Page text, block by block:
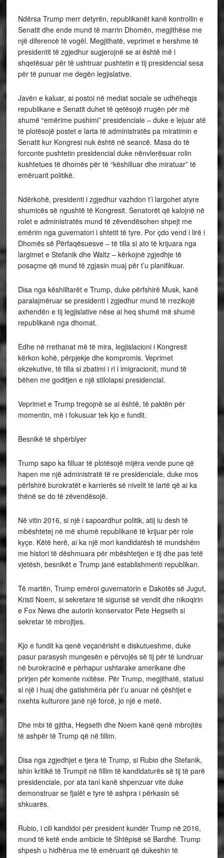
Ndërsa Trump merr detyrën, republikanët kanë kontrollin e
Senatit dhe ende mund të marrin Dhomën, megjithëse me
një diferencë të vogël. Megjithatë, veprimet e hershme të
presidentit të zgjedhur sugjerojnë se ai është më i
shqetësuar për të ushtruar pushtetin e tij presidencial sesa
për të punuar me degën legjislative.
Javën e kaluar, ai postoi në mediat sociale se udhëheqja
republikane e Senatit duhet të qetësojë rrugën për më
shumë “emërime pushimi” presidenciale – duke e lejuar atë
të plotësojë postet e larta të administratës pa miratimin e
Senatit kur Kongresi nuk është në seancë. Masa do të
forconte pushtetin presidencial duke nënvlerësuar rolin
kushtetues të dhomës për të “këshilluar dhe miratuar” të
emëruarit politikë.
Ndërkohë, presidenti i zgjedhur vazhdon t’i largohet atyre
shumicës së ngushtë të Kongresit. Senatorët që kalojnë në
rolet e administratës mund të zëvendësohen shpejt me
emërim nga guvernatori i shtetit të tyre. Por çdo vend i lirë i
Dhomës së Përfaqësuesve – të tilla si ato të krijuara nga
largimet e Stefanik dhe Waltz – kërkojnë zgjedhje të
posaçme që mund të zgjasin muaj për t’u planifikuar.
Disa nga këshilltarët e Trump, duke përfshirë Musk, kanë
paralajmëruar se presidenti i zgjedhur mund të rrezikojë
axhendën e tij legjislative nëse ai heq shumë më shumë
republikanë nga dhomat.
Edhe në rrethanat më të mira, legjislacioni i Kongresit
kërkon kohë, përpjekje dhe kompromis. Veprimet
ekzekutive, të tilla si zbatimi i ri i imigracionit, mund të
bëhen me goditjen e një stilolapsi presidencial.
Veprimet e Trump tregojnë se ai është, të paktën për
momentin, më i fokusuar tek kjo e fundit.
Besnikë të shpërblyer
Trump sapo ka filluar të plotësojë mijëra vende pune që
hapen me një administratë të re presidenciale, duke mos
përfshirë burokratët e karrierës së nivelit të lartë që ai ka
thënë se do të zëvendësojë.
Në vitin 2016, si një i sapoardhur politik, atij iu desh të
mbështetej në më shumë republikanë të krijuar për role
kyçe. Këtë herë, ai ka një mori kandidatësh të mundshëm
me histori të dëshmuara për mbështetjen e tij dhe pas tetë
vjetësh, besnikët e Trump janë establishmenti republikan.
Të martën, Trump emëroi guvernatorin e Dakotës së Jugut,
Kristi Noem, si sekretare të sigurisë së vendit dhe nikoqirin
e Fox News dhe autorin konservator Pete Hegseth si
sekretar të mbrojtjes.
Kjo e fundit ka qenë veçanërisht e diskutueshme, duke
pasur parasysh mungesën e përvojës së tij për të lundruar
në burokracinë e përhapur ushtarake amerikane dhe
prirjen për komente nxitëse. Për Trump, megjithatë, statusi
si një i huaj dhe gatishmëria për t’u anuar në çështjet e
nxehta kulturore janë një forcë, jo një e metë.
Dhe mbi të gjitha, Hegseth dhe Noem kanë qenë mbrojtës
të ashpër të Trump që në fillim.
Disa nga zgjedhjet e tjera të Trump, si Rubio dhe Stefanik,
ishin kritikë të Trumpit në fillim të kandidaturës së tij të parë
presidenciale, por ata tani kanë shpenzuar vite duke
demonstruar se fjalët e tyre të ashpra i përkasin së
shkuarës.
Rubio, i cili kandidoi për president kundër Trump në 2016,
mund të ketë ende ambicie të Shtëpisë së Bardhë. Trump
shpesh u hidhërua me të emëruarit që dukeshin të